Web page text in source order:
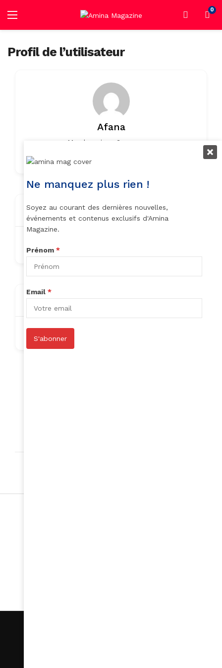
0
Profil de l’utilisateur
Afana
Member since 3 years ago
Contact Info
ireneafana6@gmail.com
About
Ne manquez plus rien !
Soyez au courant des dernières nouvelles,
événements et contenus exclusifs d'Amina
Magazine.
Prénom *
Email *
S'abonner